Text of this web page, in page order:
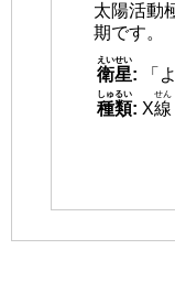
太陽活動
期です。
衛星
えいせい
:
「
種類
しゅるい
: X線
せん